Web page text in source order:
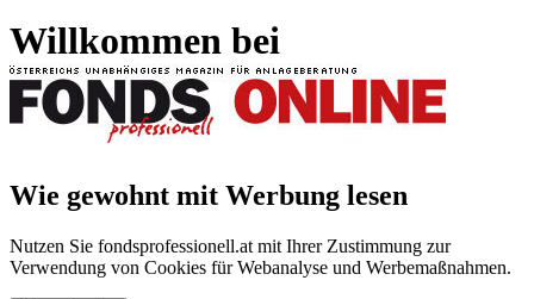
Willkommen bei
Wie gewohnt mit Werbung lesen
Nutzen Sie fondsprofessionell.at mit Ihrer Zustimmung zur
Verwendung von Cookies für Webanalyse und Werbemaßnahmen.